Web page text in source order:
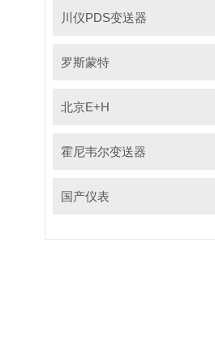
川仪PDS变送器
罗斯蒙特
北京E+H
霍尼韦尔变送器
国产仪表